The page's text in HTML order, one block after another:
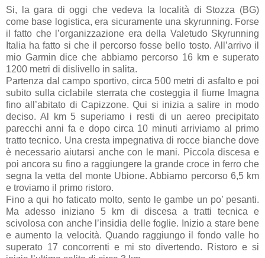
Si, la gara di oggi che vedeva la località di Stozza (BG)
come base logistica, era sicuramente una skyrunning. Forse
il fatto che l’organizzazione era della Valetudo Skyrunning
Italia ha fatto si che il percorso fosse bello tosto. All’arrivo il
mio Garmin dice che abbiamo percorso 16 km e superato
1200 metri di dislivello in salita.
Partenza dal campo sportivo, circa 500 metri di asfalto e poi
subito sulla ciclabile sterrata che costeggia il fiume Imagna
fino all’abitato di Capizzone. Qui si inizia a salire in modo
deciso. Al km 5 superiamo i resti di un aereo precipitato
parecchi anni fa e dopo circa 10 minuti arriviamo al primo
tratto tecnico. Una cresta impegnativa di rocce bianche dove
è necessario aiutarsi anche con le mani. Piccola discesa e
poi ancora su fino a raggiungere la grande croce in ferro che
segna la vetta del monte Ubione. Abbiamo percorso 6,5 km
e troviamo il primo ristoro.
Fino a qui ho faticato molto, sento le gambe un po’ pesanti.
Ma adesso iniziano 5 km di discesa a tratti tecnica e
scivolosa con anche l’insidia delle foglie. Inizio a stare bene
e aumento la velocità. Quando raggiungo il fondo valle ho
superato 17 concorrenti e mi sto divertendo. Ristoro e si